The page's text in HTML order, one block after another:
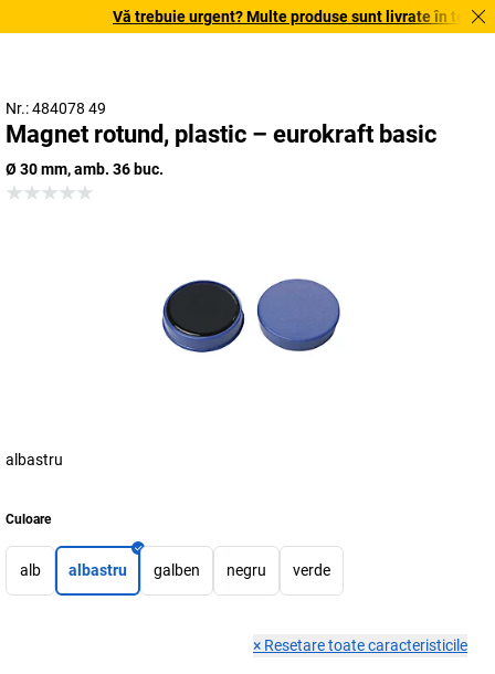
Vă trebuie urgent? Multe produse sunt livrate în
Nr.: 484078 49
Magnet rotund, plastic – eurokraft basic
Ø 30 mm, amb. 36 buc.
albastru
Culoare
alb albastru galben negru verde
× Resetare toate caracteristicile